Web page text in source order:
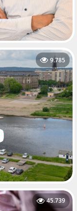
9.785
45.739